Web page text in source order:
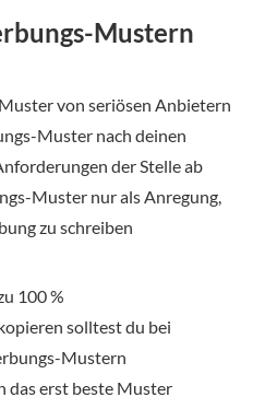
Mustern
von seriösen Anbietern
Muster nach deinen
der Stelle ab
Muster nur als Anregung,
zu schreiben
100 %
solltest du bei
Mustern
das erst beste Muster